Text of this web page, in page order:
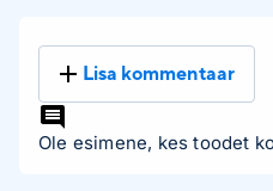
Lisa kommentaar
Ole esimene, kes toodet